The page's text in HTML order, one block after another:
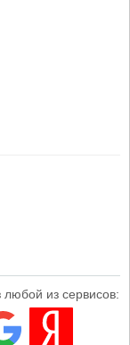
любой из сервисов: